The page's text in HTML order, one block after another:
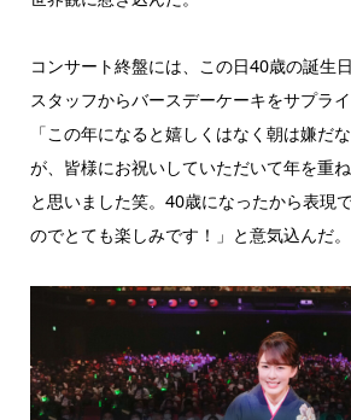
コンサート終盤には、この日40歳の誕生
スタッフからバースデーケーキをサプラ
「この年になると嬉しくはなく朝は嫌だ
が、皆様にお祝いしていただいて年を重
と思いました笑。40歳になったから表現
のでとても楽しみです！」と意気込んだ。